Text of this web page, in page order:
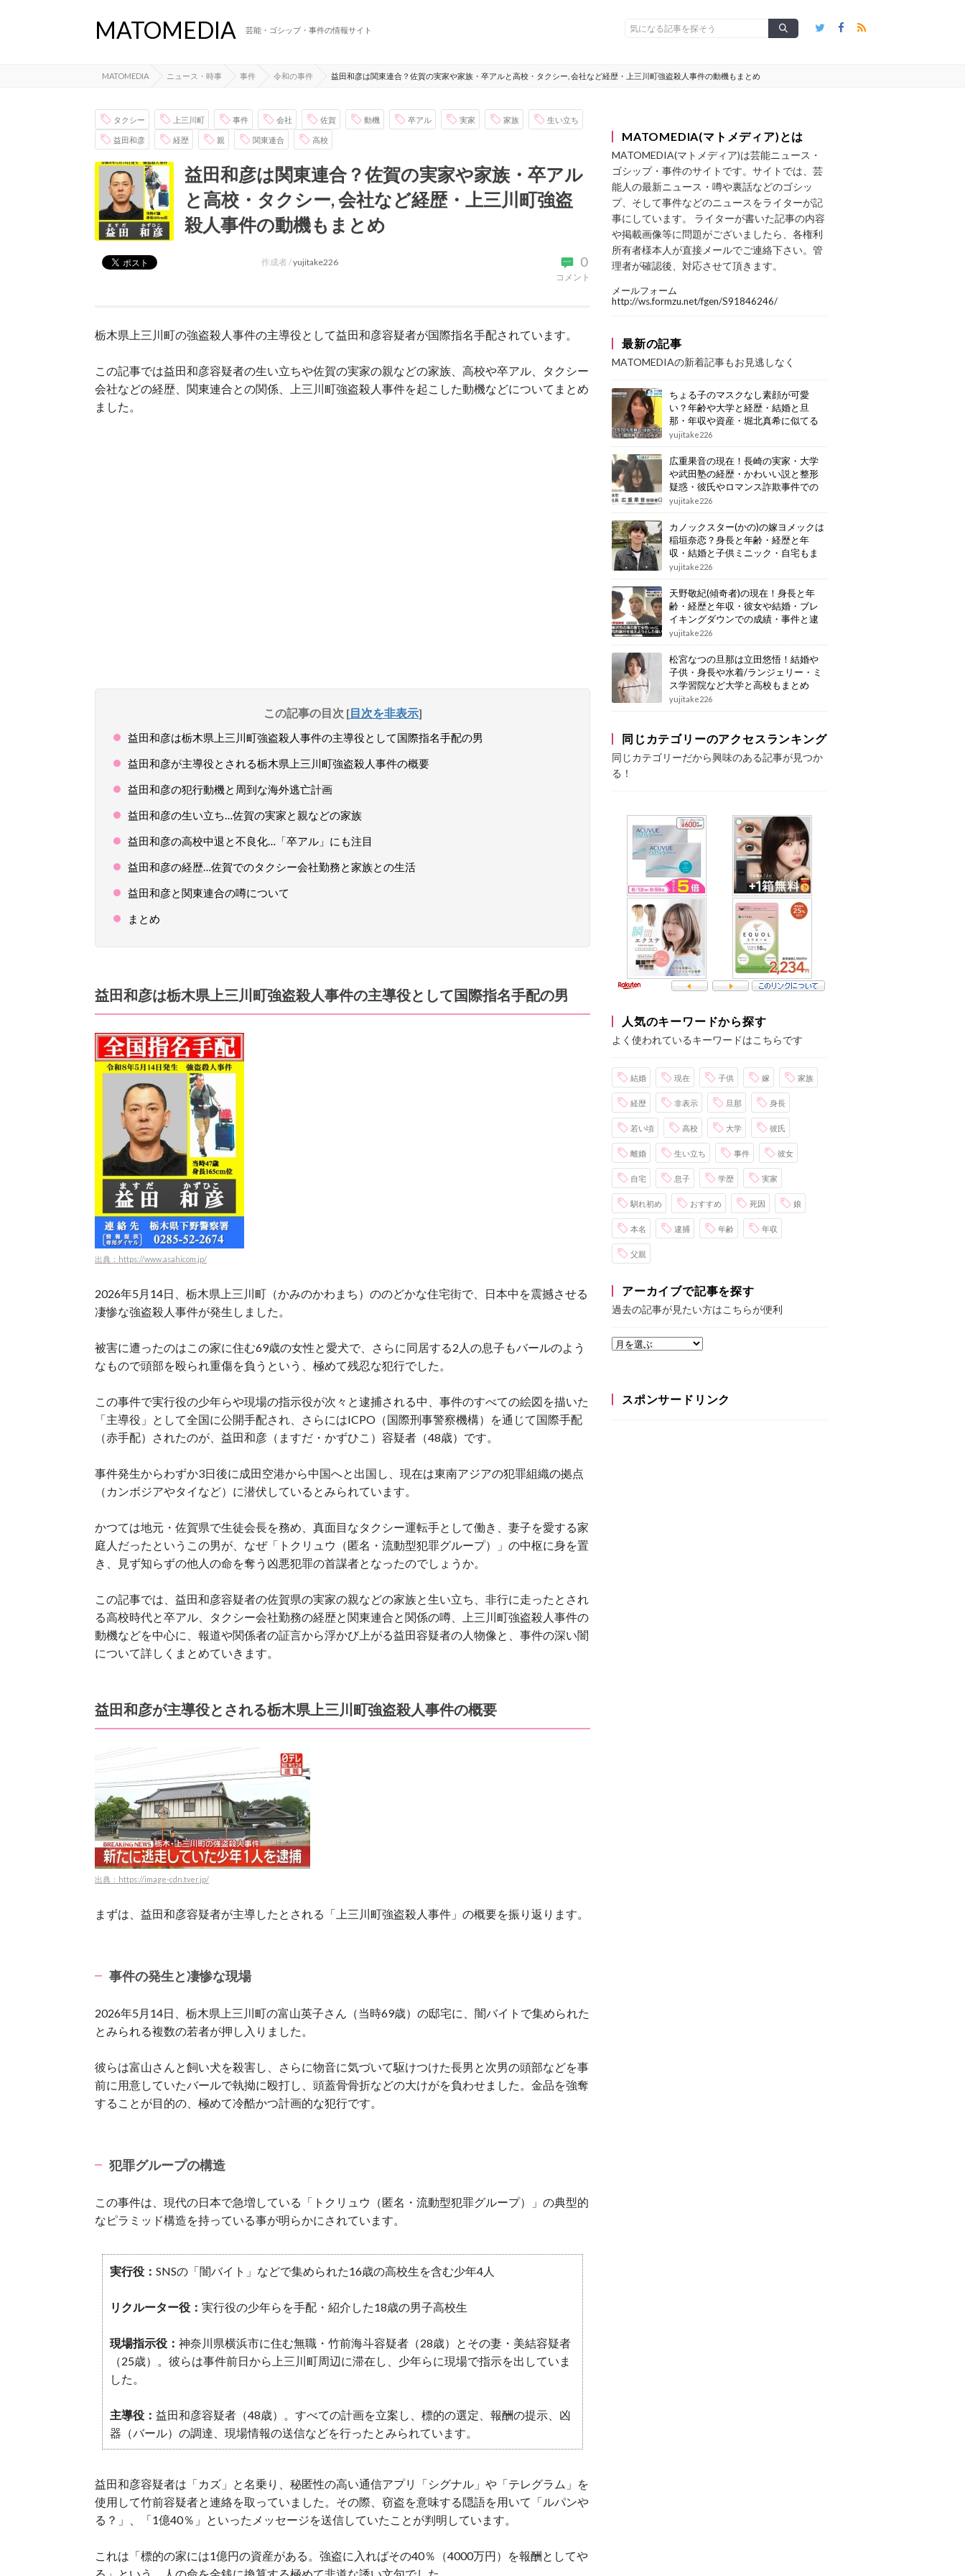
MATOMEDIA 芸能・ゴシップ・事件の情報サイト
MATOMEDIA ニュース・時事 事件 令和の事件 益田和彦は関東連合？佐賀の実家や家族・卒アルと高校・タクシー, 会社など経歴・上三川町強盗殺人事件の動機もまとめ
タクシー 上三川町 事件 会社 佐賀 動機 卒アル 実家 家族 生い立ち
益田和彦 経歴 親 関東連合 高校
益田和彦は関東連合？佐賀の実家や家族・卒アル
と高校・タクシー, 会社など経歴・上三川町強盗
殺人事件の動機もまとめ
0
コメント
作成者 /yujitake226
栃木県上三川町の強盗殺人事件の主導役として益田和彦容疑者が国際指名手配されています。
この記事では益田和彦容疑者の生い立ちや佐賀の実家の親などの家族、高校や卒アル、タクシー
会社などの経歴、関東連合との関係、上三川町強盗殺人事件を起こした動機などについてまとめ
ました。
この記事の目次 [目次を非表示]
益田和彦は栃木県上三川町強盗殺人事件の主導役として国際指名手配の男
益田和彦が主導役とされる栃木県上三川町強盗殺人事件の概要
益田和彦の犯行動機と周到な海外逃亡計画
益田和彦の生い立ち…佐賀の実家と親などの家族
益田和彦の高校中退と不良化…「卒アル」にも注目
益田和彦の経歴…佐賀でのタクシー会社勤務と家族との生活
益田和彦と関東連合の噂について
まとめ
益田和彦は栃木県上三川町強盗殺人事件の主導役として国際指名手配の男
出典：https://www.asahicom.jp/
2026年5月14日、栃木県上三川町（かみのかわまち）ののどかな住宅街で、日本中を震撼させる
凄惨な強盗殺人事件が発生しました。
被害に遭ったのはこの家に住む69歳の女性と愛犬で、さらに同居する2人の息子もバールのよう
なもので頭部を殴られ重傷を負うという、極めて残忍な犯行でした。
この事件で実行役の少年らや現場の指示役が次々と逮捕される中、事件のすべての絵図を描いた
「主導役」として全国に公開手配され、さらにはICPO（国際刑事警察機構）を通じて国際手配
（赤手配）されたのが、益田和彦（ますだ・かずひこ）容疑者（48歳）です。
事件発生からわずか3日後に成田空港から中国へと出国し、現在は東南アジアの犯罪組織の拠点
（カンボジアやタイなど）に潜伏しているとみられています。
かつては地元・佐賀県で生徒会長を務め、真面目なタクシー運転手として働き、妻子を愛する家
庭人だったというこの男が、なぜ「トクリュウ（匿名・流動型犯罪グループ）」の中枢に身を置
き、見ず知らずの他人の命を奪う凶悪犯罪の首謀者となったのでしょうか。
この記事では、益田和彦容疑者の佐賀県の実家の親などの家族と生い立ち、非行に走ったとされ
る高校時代と卒アル、タクシー会社勤務の経歴と関東連合と関係の噂、上三川町強盗殺人事件の
動機などを中心に、 報道や関係者の証言から浮かび上がる益田容疑者の人物像と、事件の深い闇
について詳しくまとめていきます。
益田和彦が主導役とされる栃木県上三川町強盗殺人事件の概要
出典：https://image-cdn.tver.jp/
まずは、益田和彦容疑者が主導したとされる「上三川町強盗殺人事件」の概要を振り返ります。
事件の発生と凄惨な現場
2026年5月14日、栃木県上三川町の富山英子さん（当時69歳）の邸宅に、闇バイトで集められた
とみられる複数の若者が押し入りました。
彼らは富山さんと飼い犬を殺害し、さらに物音に気づいて駆けつけた長男と次男の頭部などを事
前に用意していたバールで執拗に殴打し、頭蓋骨骨折などの大けがを負わせました 。金品を強奪
することが目的の、極めて冷酷かつ計画的な犯行です。
犯罪グループの構造
この事件は、現代の日本で急増している「トクリュウ（匿名・流動型犯罪グループ）」の典型的
なピラミッド構造を持っている事が明らかにされています。
実行役： SNSの「闇バイト」などで集められた16歳の高校生を含む少年4人
リクルーター役： 実行役の少年らを手配・紹介した18歳の男子高校生
現場指示役： 神奈川県横浜市に住む無職・竹前海斗容疑者（28歳）とその妻・美結容疑者
（25歳）。彼らは事件前日から上三川町周辺に滞在し、少年らに現場で指示を出していま
した。
主導役： 益田和彦容疑者（48歳）。すべての計画を立案し、標的の選定、報酬の提示、凶
器（バール）の調達、現場情報の送信などを行ったとみられています。
益田和彦容疑者は「カズ」と名乗り、秘匿性の高い通信アプリ「シグナル」や「テレグラム」を
使用して竹前容疑者と連絡を取っていました。その際、窃盗を意味する隠語を用いて「ルパンや
る？」、「1億40％」といったメッセージを送信していたことが判明しています。
これは「標的の家には1億円の資産がある。強盗に入ればその40％（4000万円）を報酬としてや
MATOMEDIA(マトメディア)とは
MATOMEDIA(マトメディア)は芸能ニュース・
ゴシップ・事件のサイトです。サイトでは、芸
能人の最新ニュース・噂や裏話などのゴシッ
プ、そして事件などのニュースをライターが記
事にしています。 ライターが書いた記事の内容
や掲載画像等に問題がございましたら、各権利
所有者様本人が直接メールでご連絡下さい。管
理者が確認後、対応させて頂きます。
メールフォーム
http://ws.formzu.net/fgen/S91846246/
最新の記事
MATOMEDIAの新着記事もお見逃しなく
ちょる子のマスクなし素顔が可愛
い？年齢や大学と経歴・結婚と旦
那・年収や資産・堀北真希に似てる
画像もまとめ
yujitake226
広重果音の現在！長崎の実家・大学
や武田塾の経歴・かわいい説と整形
疑惑・彼氏やロマンス詐欺事件での
逮捕もまとめ
yujitake226
カノックスター(かの)の嫁ヨメックは
稲垣奈恋？身長と年齢・経歴と年
収・結婚と子供ミニック・自宅もま
とめ
yujitake226
天野敬紀(傾奇者)の現在！身長と年
齢・経歴と年収・彼女や結婚・ブレ
イキングダウンでの成績・事件と逮
捕もまとめ
yujitake226
松宮なつの旦那は立田悠悟！結婚や
子供・身長や水着/ランジェリー・ミ
ス学習院など大学と高校もまとめ
yujitake226
同じカテゴリーのアクセスランキング
同じカテゴリーだから興味のある記事が見つか
る！
人気のキーワードから探す
よく使われているキーワードはこちらです
結婚 現在 子供 嫁 家族
経歴 非表示 旦那 身長
若い頃 高校 大学 彼氏
離婚 生い立ち 事件 彼女
自宅 息子 学歴 実家
馴れ初め おすすめ 死因 娘
本名 逮捕 年齢 年収
父親
アーカイブで記事を探す
過去の記事が見たい方はこちらが便利
スポンサードリンク